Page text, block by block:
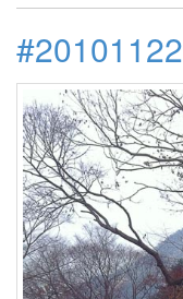
#20101122
2008
년
4
월
4
2008
년
5
월
3
2008
년
6